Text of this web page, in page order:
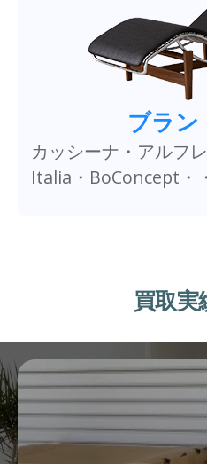
ブラン
カッシーナ・アルフ
Italia・BoConcept・
買取実